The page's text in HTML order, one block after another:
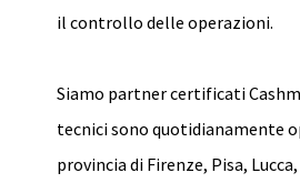
il controllo delle operazioni.
Siamo partner certificati
tecnici sono quotidianamente
provincia di Firenze, Pisa,